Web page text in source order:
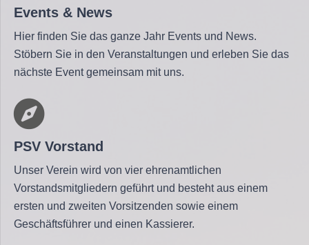
Events & News
Hier finden Sie das ganze Jahr Events und News.
Stöbern Sie in den Veranstaltungen und erleben Sie das
nächste Event gemeinsam mit uns.
PSV Vorstand
Unser Verein wird von vier ehrenamtlichen
Vorstandsmitgliedern geführt und besteht aus einem
ersten und zweiten Vorsitzenden sowie einem
Geschäftsführer und einen Kassierer.